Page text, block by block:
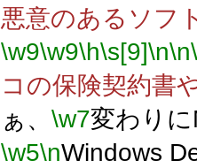
悪意のあるソフ
\w9\w9\h\s[9]\n\n
コの保険契約書
ぁ、 \w7変わり
\w5\nWindows